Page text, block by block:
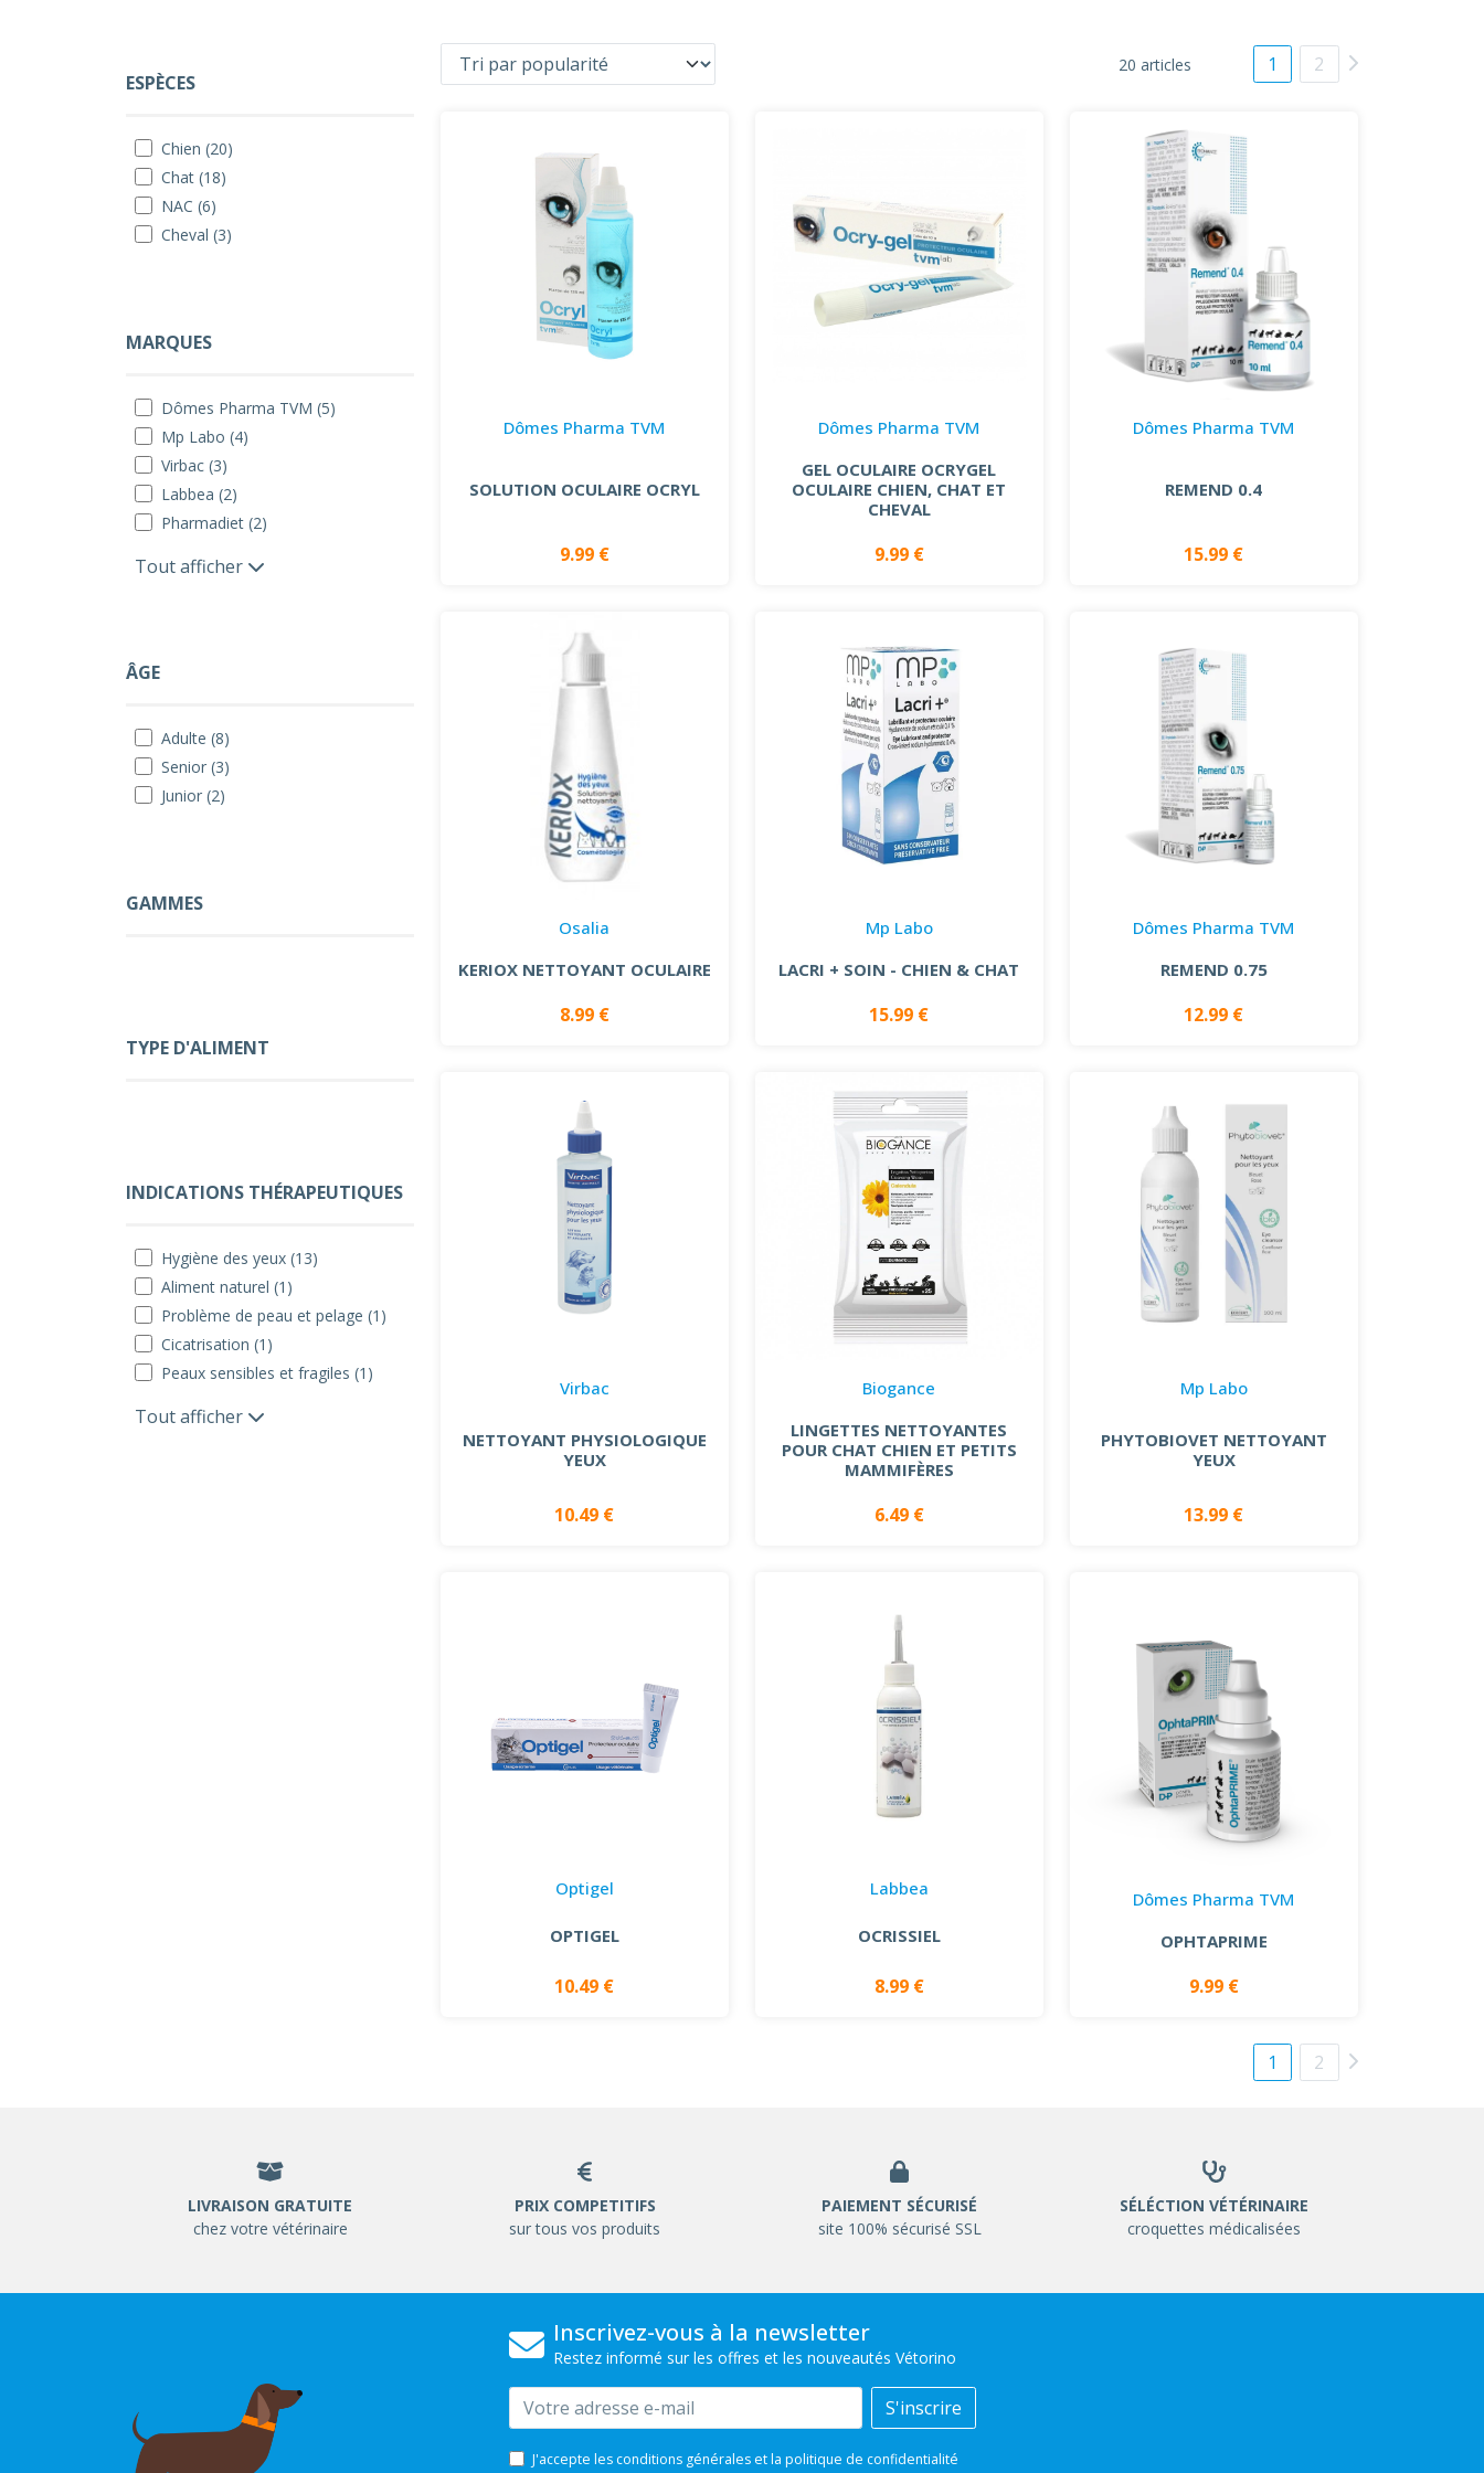
ESPÈCES
Chien (20)
Chat (18)
NAC (6)
Cheval (3)
MARQUES
Dômes Pharma TVM (5)
Mp Labo (4)
Virbac (3)
Labbea (2)
Pharmadiet (2)
Tout afficher
ÂGE
Adulte (8)
Senior (3)
Junior (2)
GAMMES
TYPE D'ALIMENT
INDICATIONS THÉRAPEUTIQUES
Hygiène des yeux (13)
Aliment naturel (1)
Problème de peau et pelage (1)
Cicatrisation (1)
Peaux sensibles et fragiles (1)
Tout afficher
20 articles 1 2
Dômes Pharma TVM
SOLUTION OCULAIRE OCRYL
9.99 €
Dômes Pharma TVM
GEL OCULAIRE OCRYGEL
OCULAIRE CHIEN, CHAT ET
CHEVAL
9.99 €
Dômes Pharma TVM
REMEND 0.4
15.99 €
Osalia
KERIOX NETTOYANT OCULAIRE
8.99 €
Mp Labo
LACRI + SOIN - CHIEN & CHAT
15.99 €
Dômes Pharma TVM
REMEND 0.75
12.99 €
Virbac
NETTOYANT PHYSIOLOGIQUE
YEUX
10.49 €
Biogance
LINGETTES NETTOYANTES
POUR CHAT CHIEN ET PETITS
MAMMIFÈRES
6.49 €
Mp Labo
PHYTOBIOVET NETTOYANT
YEUX
13.99 €
Optigel
OPTIGEL
10.49 €
Labbea
OCRISSIEL
8.99 €
Dômes Pharma TVM
OPHTAPRIME
9.99 €
1 2
LIVRAISON GRATUITE
chez votre vétérinaire
PRIX COMPETITIFS
sur tous vos produits
PAIEMENT SÉCURISÉ
site 100% sécurisé SSL
SÉLÉCTION VÉTÉRINAIRE
croquettes médicalisées
Inscrivez-vous à la newsletter
Restez informé sur les offres et les nouveautés Vétorino
Email S'inscrire
J'accepte les conditions générales et la politique de confidentialité